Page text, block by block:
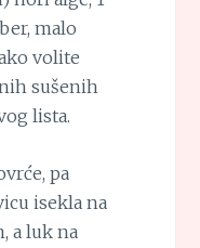
malo
volite
sušenih
lista.
pa
isekla na
a luk na